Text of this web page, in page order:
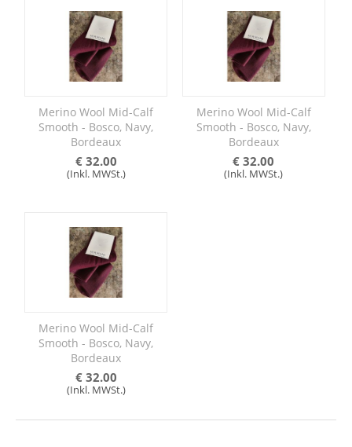
Merino Wool Mid-Calf
Smooth - Bosco, Navy,
Bordeaux
€ 32.00
(Inkl. MWSt.)
Merino Wool Mid-Calf
Smooth - Bosco, Navy,
Bordeaux
€ 32.00
(Inkl. MWSt.)
Merino Wool Mid-Calf
Smooth - Bosco, Navy,
Bordeaux
€ 32.00
(Inkl. MWSt.)